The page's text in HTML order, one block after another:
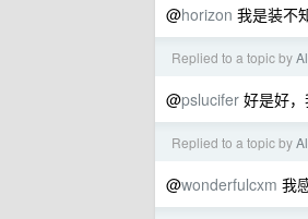
@horizon 我是装不
Replied to a topic by
@pslucifer 好是好，
Replied to a topic by
@wonderfulcxm 我